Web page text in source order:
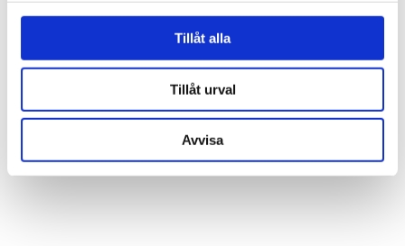
Tillåt alla
Tillåt urval
Avvisa